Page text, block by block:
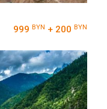
999 BYN + 200 BYN